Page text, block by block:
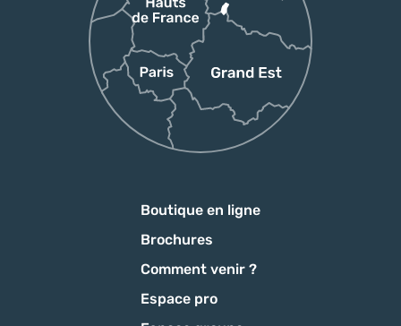
Boutique en ligne
Brochures
Comment venir ?
Espace pro